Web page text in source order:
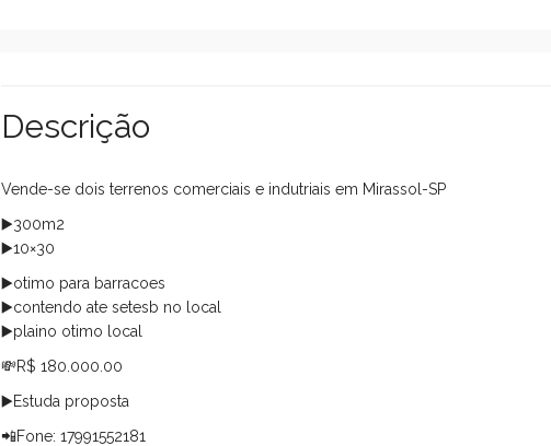
Descrição
Vende-se dois terrenos comerciais e indutriais em Mirassol-SP
▶️300m2
▶️10×30
▶️otimo para barracoes
▶️contendo ate setesb no local
▶️plaino otimo local
💸R$ 180.000.00
▶️Estuda proposta
📲Fone: 17991552181